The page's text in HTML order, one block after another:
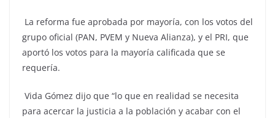
La reforma fue aprobada por mayoría, con los votos del
grupo oficial (PAN, PVEM y Nueva Alianza), y el PRI, que
aportó los votos para la mayoría calificada que se
requería.
Vida Gómez dijo que “lo que en realidad se necesita
para acercar la justicia a la población y acabar con el